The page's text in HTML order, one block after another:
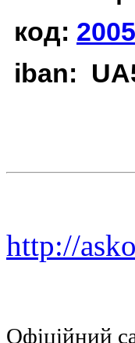
код:
iban:
http://
Офіційний